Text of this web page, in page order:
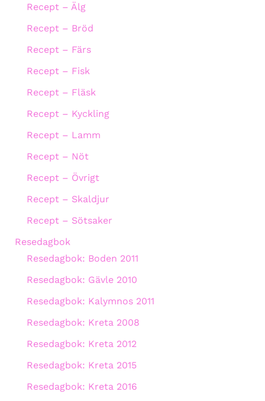
Recept – Älg
Recept – Bröd
Recept – Färs
Recept – Fisk
Recept – Fläsk
Recept – Kyckling
Recept – Lamm
Recept – Nöt
Recept – Övrigt
Recept – Skaldjur
Recept – Sötsaker
Resedagbok
Resedagbok: Boden 2011
Resedagbok: Gävle 2010
Resedagbok: Kalymnos 2011
Resedagbok: Kreta 2008
Resedagbok: Kreta 2012
Resedagbok: Kreta 2015
Resedagbok: Kreta 2016